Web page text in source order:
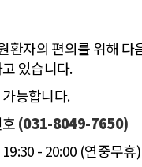
환자의 편의를 위해 다
있습니다.
능합니다.
(031-8049-7650)
- 20:00 (연중무휴)